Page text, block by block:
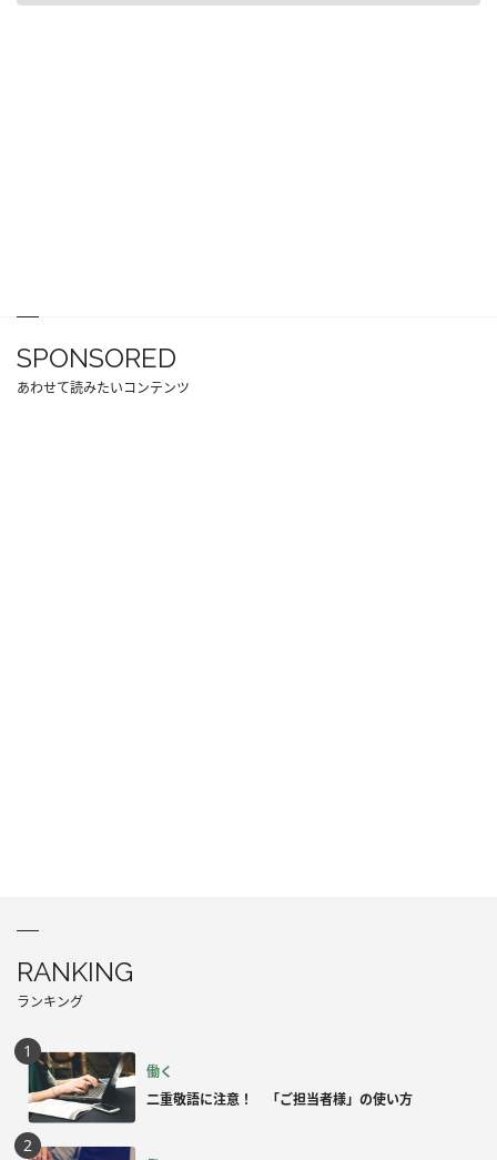
SPONSORED
あわせて読みたいコンテンツ
RANKING
ランキング
働く
二重敬語に注意！ 「ご担当者様」の使い方